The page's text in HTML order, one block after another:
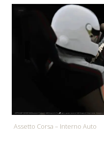
Assetto Corsa – Interno Auto